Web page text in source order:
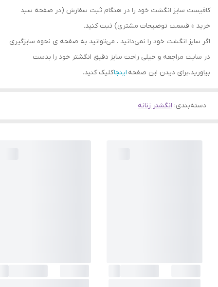
کافیست سایز انگشت خود را در هنگام ثبت سفارش (در صفحه سبد
خرید » قسمت توضیحات مشتری) ثبت کنید.
اگر سایز انگشت خود را نمی‌دانید ، می‌توانید به صفحه ی نحوه سایزگیری
در سایت مراجعه و خیلی راحت سایز دقیق انگشتر خود را بدست
بیاورید.برای دیدن این صفحه اینجاکلیک کنید.
دسته‌بندی: انگشتر زنانه